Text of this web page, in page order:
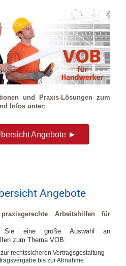
und Praxis-Lösungen zum
Infos unter:
Angebote ►
Angebote
Arbeitshilfen für
Sie eine große Auswahl an
zum Thema VOB:
rechtssicheren Vertragsgestaltung
bis zur Abnahme